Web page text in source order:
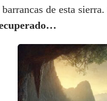
de esta sierra.